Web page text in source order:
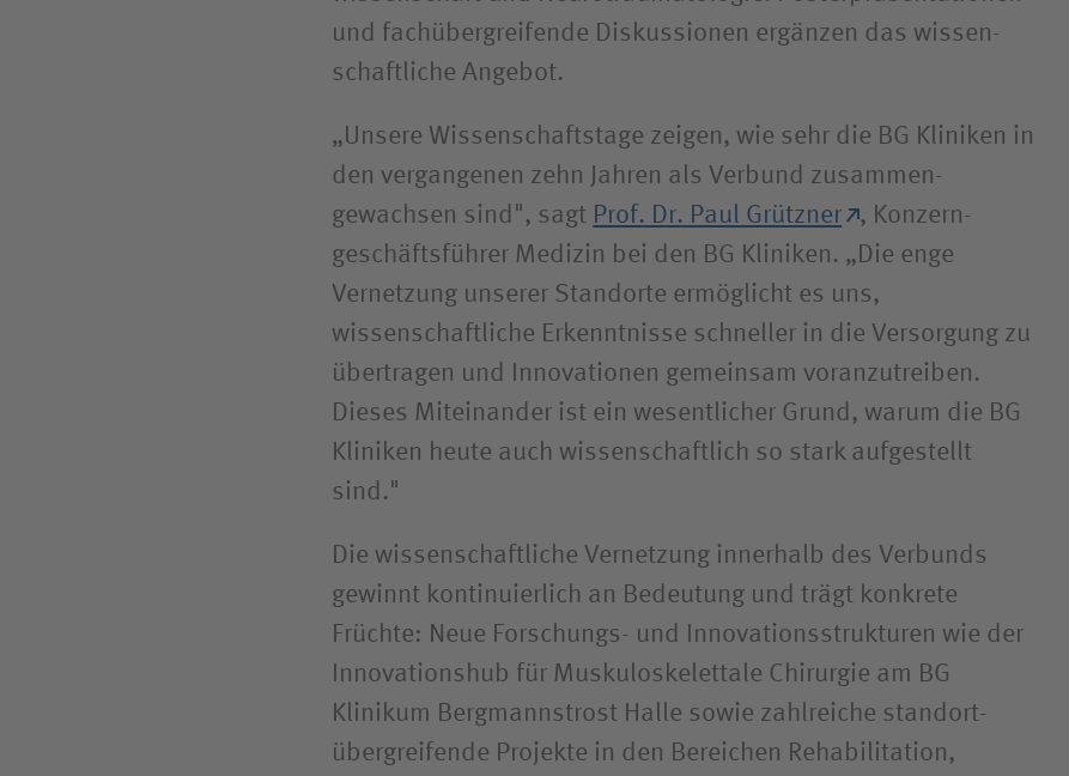
und fachüber­greifende Diskussionen ergänzen das wissen­
schaftliche Angebot.
„Unsere Wissenschaftstage zeigen, wie sehr die BG Kliniken in
den vergangenen zehn Jahren als Verbund zusammen­
gewachsen sind", sagt Prof. Dr. Paul Grützner
, Konzern­
geschäftsführer Medizin bei den BG Kliniken. „Die enge
Vernetzung unserer Standorte ermöglicht es uns,
wissenschaftliche Erkenntnisse schneller in die Versorgung zu
übertragen und Innovationen gemeinsam voranzutreiben.
Dieses Miteinander ist ein wesentlicher Grund, warum die BG
Kliniken heute auch wissen­schaftlich so stark aufgestellt
sind."
Die wissenschaftliche Vernetzung innerhalb des Verbunds
gewinnt kontinuierlich an Bedeutung und trägt konkrete
Früchte: Neue Forschungs- und Innovations­strukturen wie der
Innovations­hub für Muskulo­skelettale Chirurgie am BG
Klinikum Bergmannstrost Halle sowie zahlreiche standort­
übergreifende Projekte in den Bereichen Rehabilitation,